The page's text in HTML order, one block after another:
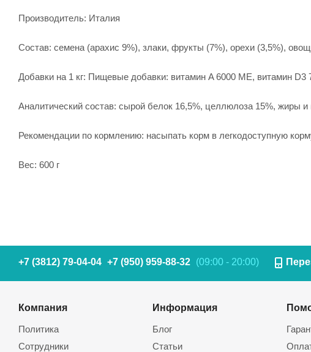
Производитель: Италия
Состав: семена (арахис 9%), злаки, фрукты (7%), орехи (3,5%),
Добавки на 1 кг: Пищевые добавки: витамин A 6000 МЕ, витамин D3
Аналитический состав: сырой белок 16,5%, целлюлоза 15%, жиры
Рекомендации по кормлению: насыпать корм в легкодоступную
Вес: 600 г
+7 (3812) 79-04-04 +7 (950) 959-88-32 (09:00 - 20:00)
Компания
Политика
Сотрудники
Информация
Блог
Статьи